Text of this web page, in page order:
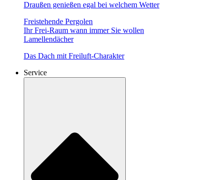
Draußen genießen egal bei welchem Wetter
Freistehende Pergolen
Ihr Frei-Raum wann immer Sie wollen
Lamellendächer
Das Dach mit Freiluft-Charakter
Service